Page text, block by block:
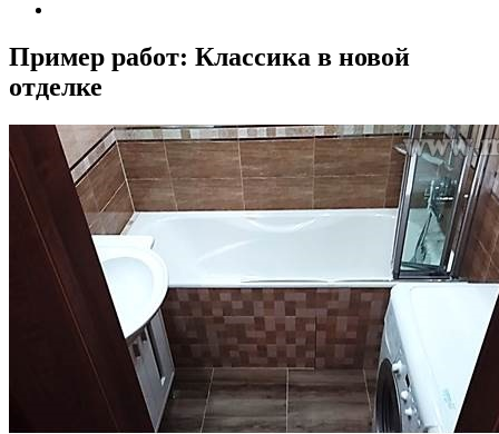
Пример работ: Классика в новой
отделке